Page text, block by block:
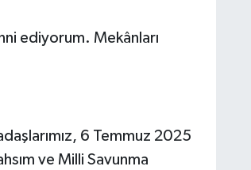
ediyorum. Mekânları
6 Temmuz 2025
ve Milli Savunma